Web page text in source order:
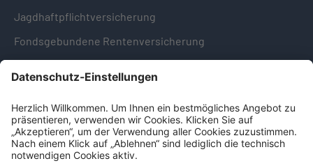
Jagdhaftpflichtversicherung
Fondsgebundene Rentenversicherung
Hinweise & Informationen
Impressum
Datenschutz